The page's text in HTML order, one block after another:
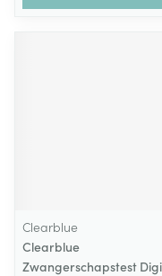
Clearblue
Clearblue
Zwangerschapstest